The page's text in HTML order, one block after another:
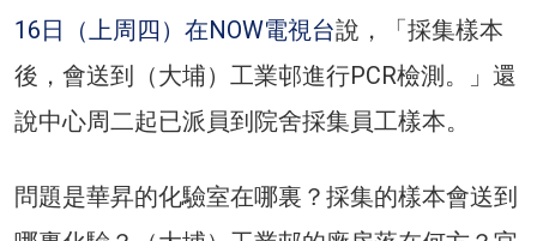
16日（上周四）在NOW電視台說，「採集樣本
後，會送到（大埔）工業邨進行PCR檢測。」還
說中心周二起已派員到院舍採集員工樣本。
問題是華昇的化驗室在哪裏？採集的樣本會送到